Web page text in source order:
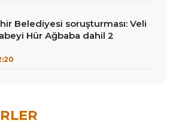
Belediyesi soruşturması: Veli
Hür Ağbaba dahil 2